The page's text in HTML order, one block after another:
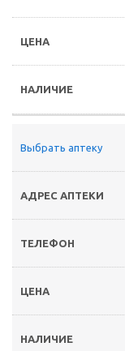
Выбрать аптеку